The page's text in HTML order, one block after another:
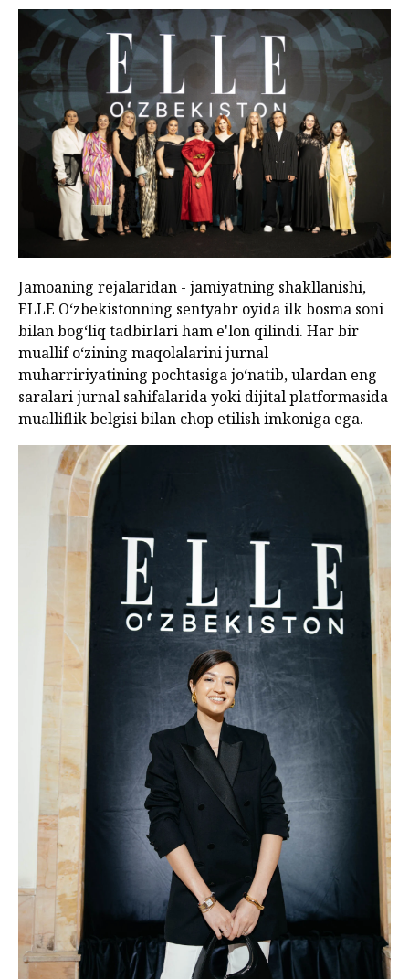
Jamoaning rejalaridan - jamiyatning shakllanishi,
ELLE O‘zbekistonning sentyabr oyida ilk bosma soni
bilan bog‘liq tadbirlari ham e'lon qilindi. Har bir
muallif o‘zining maqolalarini jurnal
muharririyatining pochtasiga jo‘natib, ulardan eng
saralari jurnal sahifalarida yoki dijital platformasida
mualliflik belgisi bilan chop etilish imkoniga ega.